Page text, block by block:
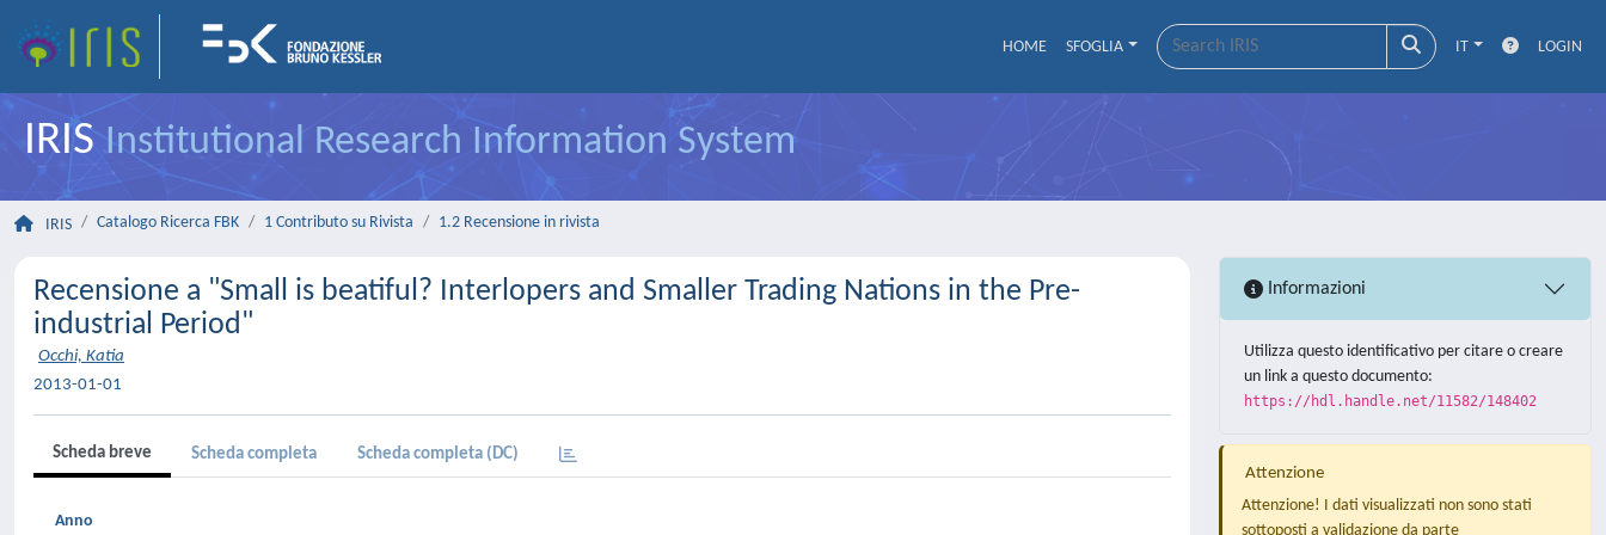
HOME SFOGLIA IT LOGIN
IRISInstitutional Research Information System
IRIS Catalogo Ricerca FBK 1 Contributo su Rivista 1.2 Recensione in rivista
Recensione a "Small is beatiful? Interlopers and Smaller Trading Nations in the Pre-
industrial Period"
Occhi, Katia
2013-01-01
Scheda breve Scheda completa Scheda completa (DC)
Anno
Informazioni
Utilizza questo identificativo per citare o creare
un link a questo documento:
https://hdl.handle.net/11582/148402
Attenzione
Attenzione! I dati visualizzati non sono stati
sottoposti a validazione da parte